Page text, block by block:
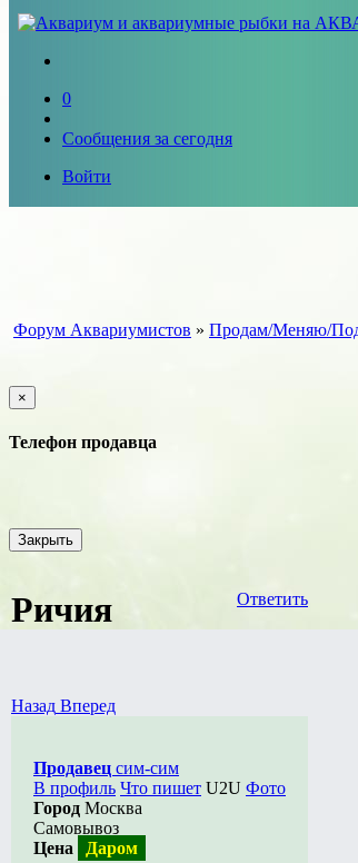
0
Сообщения за сегодня
Войти
Форум Аквариумистов » Продам/Меняю/
×
Телефон продавца
Закрыть
Ответить
Ричия
Назад Вперед
Продавец сим-сим
В профиль Что пишет U2U Фото
Город Москва
Самовывоз
Цена
Даром